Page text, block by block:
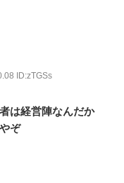
ID:zTGSs
は経営陣なんだか
ぞ